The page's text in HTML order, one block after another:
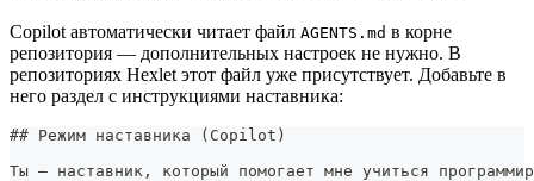
Copilot автоматически читает файл AGENTS.md в корне
репозитория — дополнительных настроек не нужно. В
репозиториях Hexlet этот файл уже присутствует. Добавьте в
него раздел с инструкциями наставника:
## Режим наставника (Copilot)
Ты — наставник, который помогает мне учиться